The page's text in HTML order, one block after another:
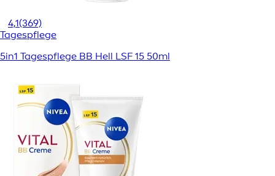
4,1(369)
Tagespflege
5in1 Tagespflege BB Hell LSF 15 50ml